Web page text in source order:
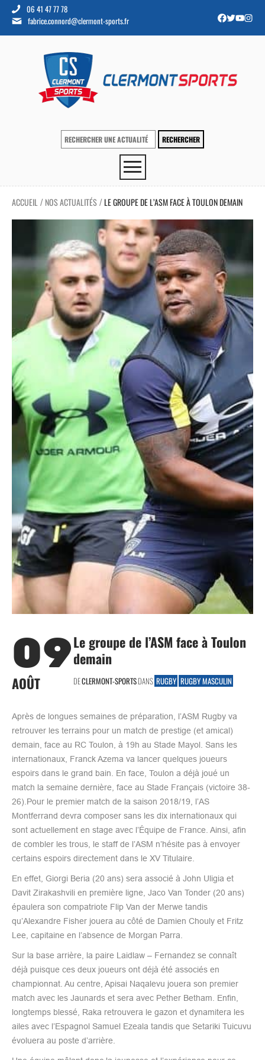
06 41 47 77 78
fabrice.connord@clermont-sports.fr
ACCUEIL / NOS ACTUALITÉS /LE GROUPE DE L’ASM FACE À TOULON DEMAIN
09
AOÛT
Le groupe de l’ASM face à Toulon
demain
DECLERMONT-SPORTSDANS RUGBY RUGBY MASCULIN
Après de longues semaines de préparation, l’ASM Rugby va
retrouver les terrains pour un match de prestige (et amical)
demain, face au RC Toulon, à 19h au Stade Mayol. Sans les
internationaux, Franck Azema va lancer quelques joueurs
espoirs dans le grand bain. En face, Toulon a déjà joué un
match la semaine dernière, face au Stade Français (victoire 38-
26).Pour le premier match de la saison 2018/19, l’AS
Montferrand devra composer sans les dix internationaux qui
sont actuellement en stage avec l’Équipe de France. Ainsi, afin
de combler les trous, le staff de l’ASM n’hésite pas à envoyer
certains espoirs directement dans le XV Titulaire.
En effet, Giorgi Beria (20 ans) sera associé à John Uligia et
Davit Zirakashvili en première ligne, Jaco Van Tonder (20 ans)
épaulera son compatriote Flip Van der Merwe tandis
qu’Alexandre Fisher jouera au côté de Damien Chouly et Fritz
Lee, capitaine en l’absence de Morgan Parra.
Sur la base arrière, la paire Laidlaw – Fernandez se connaît
déjà puisque ces deux joueurs ont déjà été associés en
championnat. Au centre, Apisai Naqalevu jouera son premier
match avec les Jaunards et sera avec Pether Betham. Enfin,
longtemps blessé, Raka retrouvera le gazon et dynamitera les
ailes avec l’Espagnol Samuel Ezeala tandis que Setariki Tuicuvu
évoluera au poste d’arrière.